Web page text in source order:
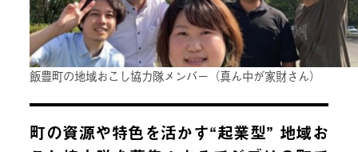
飯豊町の地域おこし協力隊メンバー（真ん中が家財さん）
町の資源や特色を活かす“起業型” 地域お